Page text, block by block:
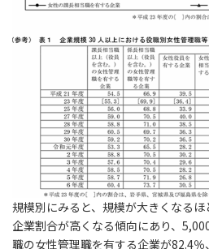
規模別にみると、規模が大きくなる
企業割合が高くなる傾向にあり、
職の女性管理職を有する企業が82.4